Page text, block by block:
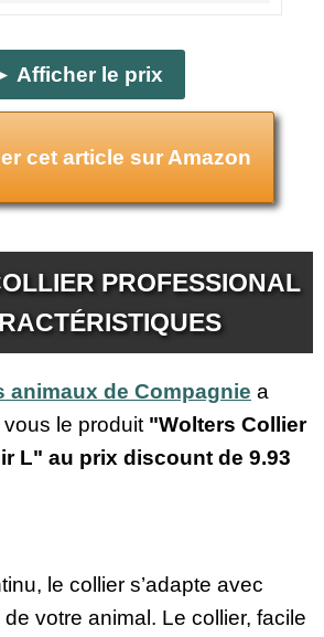
Afficher le prix
cet article sur Amazon
PROFESSIONAL
animaux de Compagnie a
le produit "Wolters Collier
L" au prix discount de 9.93
le collier s’adapte avec
votre animal. Le collier, facile